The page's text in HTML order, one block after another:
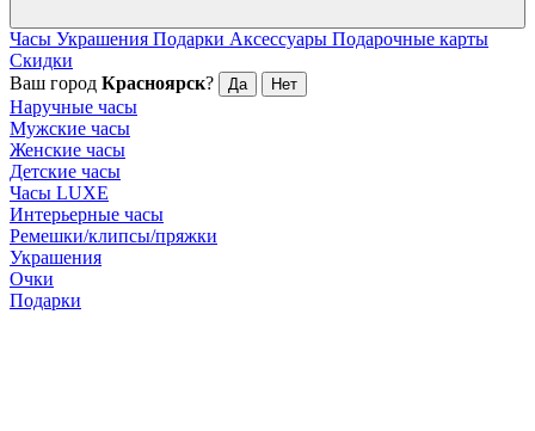
Часы Украшения Подарки Аксессуары Подарочные карты
Скидки
Ваш город Красноярск? Да Нет
Наручные часы
Мужские часы
Женские часы
Детские часы
Часы LUXE
Интерьерные часы
Ремешки/клипсы/пряжки
Украшения
Очки
Подарки